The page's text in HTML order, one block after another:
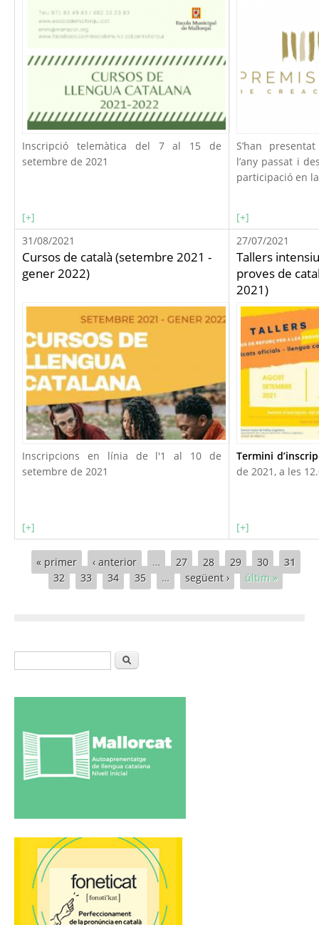
Inscripció telemàtica del 7 al 15 de
setembre de 2021
[+]
S’han
l’any passat i
participació en
[+]
31/08/2021
Cursos de català (setembre 2021 -
gener 2022)
Inscripcions en línia de l'1 al 10 de
setembre de 2021
[+]
27/07/2021
Tallers
proves de
2021)
Termini
de 2021, a les
[+]
Pàgines
« primer ‹ anterior … 27 28 29 30
31
32
33 34 35 … següent › últim »
Formulari de cercaCerca